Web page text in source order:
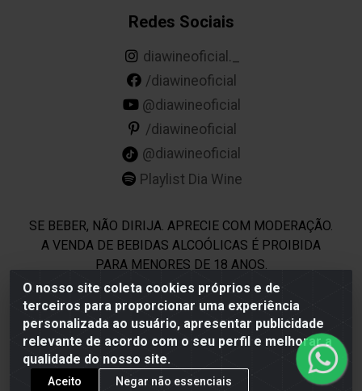
O nosso site coleta cookies próprios e de
terceiros para proporcionar uma experiência
personalizada ao usuário, apresentar publicidade
relevante de acordo com o seu perfil e melhorar a
qualidade do nosso site.
Aceito Negar não essenciais
Redes Sociais
diawineoficial._
/diawineoficial
@diawineoficial
/diawineoficial
@diawineoficial
Playlist Dia Wine
SE BEBER, NÃO DIRIJA. APRECIE COM MODERAÇÃO.
A VENDA DE BEBIDAS ALCOÓLICAS É PROIBIDA
PARA MENORES DE 18 ANOS.
Dia Wine - Rodovia BR 232 KM 22,5 - Moreno/PE - CEP
54800-000 - CNPJ 69.944.973/0001-85